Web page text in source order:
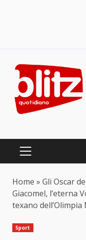
content
PRIMARY
Home » Gli Oscar
Giacomel, l’eterna
texano dell’Olimpia
Sport